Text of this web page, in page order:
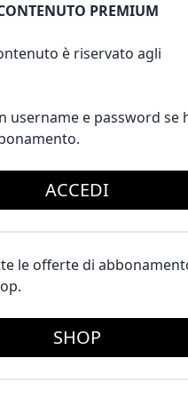
PREMIUM
è riservato agli
username e password se
ACCEDI
le offerte di
SHOP